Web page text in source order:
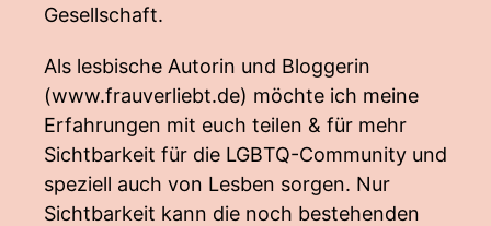
Gesellschaft.
Als lesbische Autorin und Bloggerin
(www.frauverliebt.de) möchte ich meine
Erfahrungen mit euch teilen & für mehr
Sichtbarkeit für die LGBTQ-Community und
speziell auch von Lesben sorgen. Nur
Sichtbarkeit kann die noch bestehenden